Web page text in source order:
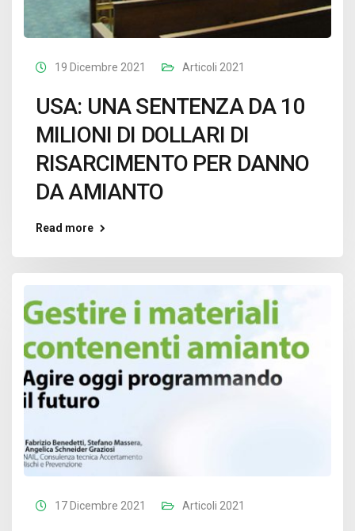
19 Dicembre 2021 Articoli 2021
USA: UNA SENTENZA DA 10
MILIONI DI DOLLARI DI
RISARCIMENTO PER DANNO
DA AMIANTO
Read more
17 Dicembre 2021 Articoli 2021